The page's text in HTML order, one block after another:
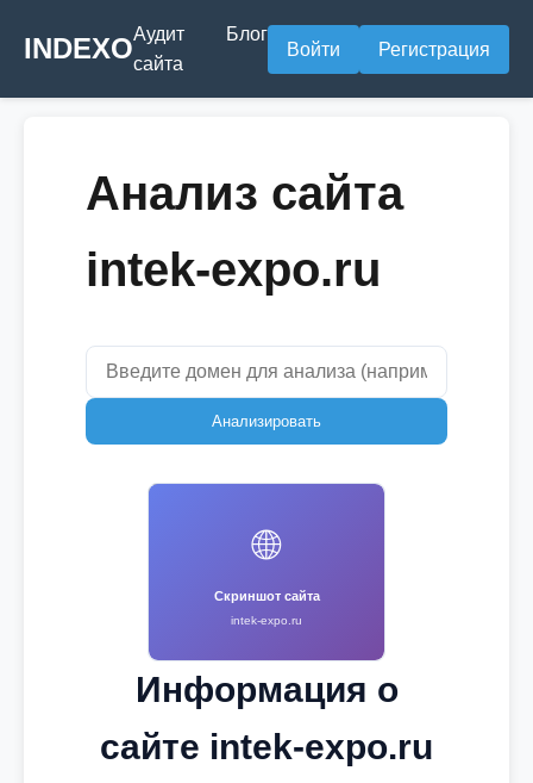
INDEXOАудит
сайта
Блог
Войти Регистрация
Анализ сайта
intek-expo.ru
Анализировать
🌐
Скриншот сайта
intek-expo.ru
Информация о
сайте intek-expo.ru